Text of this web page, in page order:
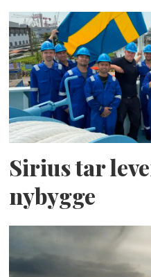
Sirius tar
nybygge